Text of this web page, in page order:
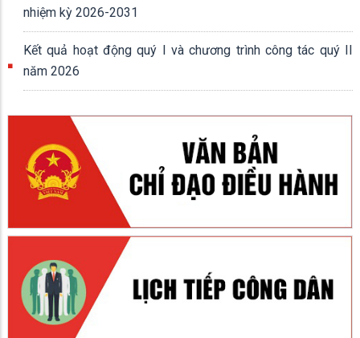
nhiệm kỳ 2026-2031
Kết quả hoạt động quý I và chương trình công tác quý II
năm 2026